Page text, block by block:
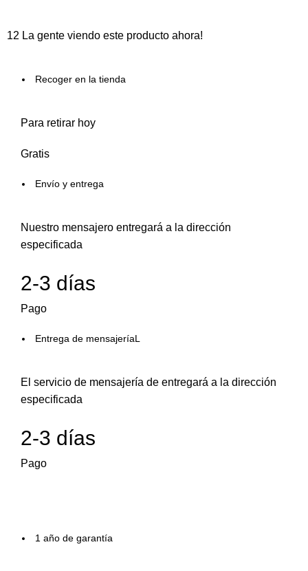
12 La gente viendo este producto ahora!
Recoger en la tienda
Para retirar hoy
Gratis
Envío y entrega
Nuestro mensajero entregará a la dirección
especificada
2-3 días
Pago
Entrega de mensajeríaL
El servicio de mensajería de entregará a la dirección
especificada
2-3 días
Pago
1 año de garantía